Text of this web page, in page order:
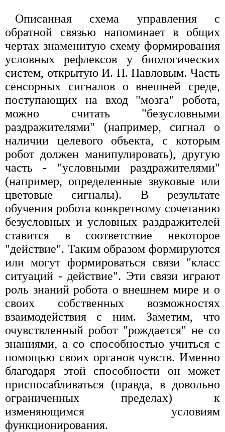
Описанная схема управления с
обратной связью напоминает в общих
чертах знаменитую схему формирования
условных рефлексов у биологических
систем, открытую И. П. Павловым. Часть
сенсорных сигналов о внешней среде,
поступающих на вход "мозга" робота,
можно считать "безусловными
раздражителями" (например, сигнал о
наличии целевого объекта, с которым
робот должен манипулировать), другую
часть - "условными раздражителями"
(например, определенные звуковые или
цветовые сигналы). В результате
обучения робота конкретному сочетанию
безусловных и условных раздражителей
ставится в соответствие некоторое
"действие". Таким образом формируются
или могут формироваться связи "класс
ситуаций - действие". Эти связи играют
роль знаний робота о внешнем мире и о
своих собственных возможностях
взаимодействия с ним. Заметим, что
очувствленный робот "рождается" не со
знаниями, а со способностью учиться с
помощью своих органов чувств. Именно
благодаря этой способности он может
приспосабливаться (правда, в довольно
ограниченных пределах) к
изменяющимся условиям
функционирования.